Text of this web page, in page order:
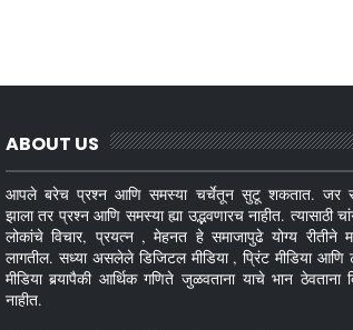
ABOUT US
आपले बरेच प्रश्न आणि समस्या चर्चेतून सुटू शकतात. जर
झाला तर प्रश्न आणि समस्या ह्या उद्भवणारच नाहीत. त्यासाठी
लोकांचे विचार, प्रयत्न , मेहनत हे समाजापुढे योग्य रीतीने
लागतील. सध्या असलेले डिजिटल मीडिया , प्रिंट मीडिया आणि
मीडिया बर्‍यापैकी आर्थिक गणिते जुळवताना याचे भान ठेवताना
नाहीत.